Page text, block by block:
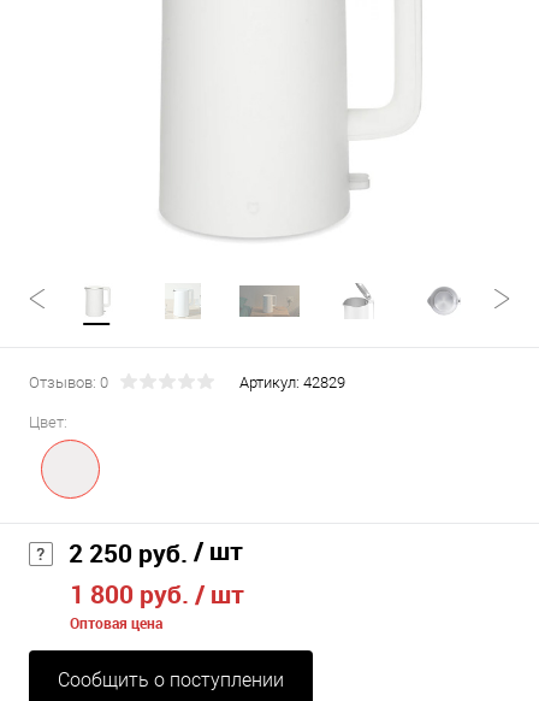
Отзывов: 0 Артикул: 42829
Цвет:
2 250 руб. / шт
1 800 руб. / шт
Оптовая цена
Сообщить о поступлении